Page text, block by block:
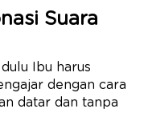
Suara
Ibu harus
dengan cara
datar dan tanpa